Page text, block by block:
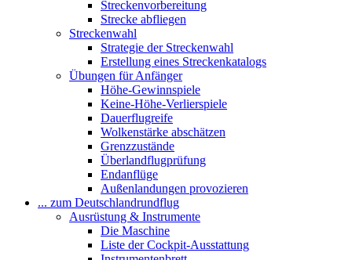
Streckenvorbereitung
Strecke abfliegen
Streckenwahl
Strategie der Streckenwahl
Erstellung eines Streckenkatalogs
Übungen für Anfänger
Höhe-Gewinnspiele
Keine-Höhe-Verlierspiele
Dauerflugreife
Wolkenstärke abschätzen
Grenzzustände
Überlandflugprüfung
Endanflüge
Außenlandungen provozieren
... zum Deutschlandrundflug
Ausrüstung & Instrumente
Die Maschine
Liste der Cockpit-Ausstattung